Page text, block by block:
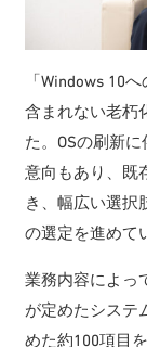
「Windows 10
含まれない老朽
た。OSの刷新
意向もあり、既
き、幅広い選択
の選定を進めて
業務内容によっ
が定めたシステ
めた約100項目